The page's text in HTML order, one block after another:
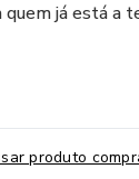
quem já está a
produto